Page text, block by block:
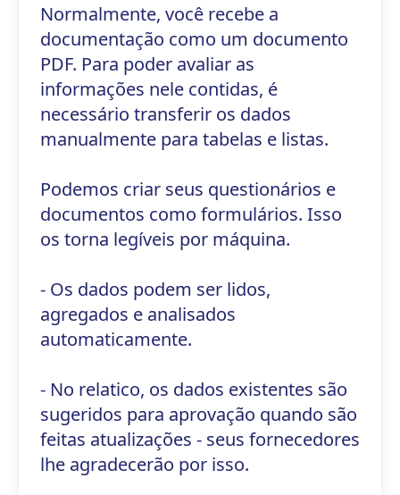
Normalmente, você recebe a
documentação como um documento
PDF. Para poder avaliar as
informações nele contidas, é
necessário transferir os dados
manualmente para tabelas e listas.
Podemos criar seus questionários e
documentos como formulários. Isso
os torna legíveis por máquina.
- Os dados podem ser lidos,
agregados e analisados
automaticamente.
- No relatico, os dados existentes são
sugeridos para aprovação quando são
feitas atualizações - seus fornecedores
lhe agradecerão por isso.